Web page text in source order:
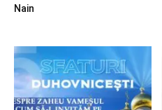
Nain